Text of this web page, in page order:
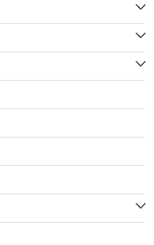
dla
koperty nadaje
Zegarek
w sobie klasykę
powiew w
niezwykłego
Ci oddać
chwili, nosząc
zegarka
– to esencja